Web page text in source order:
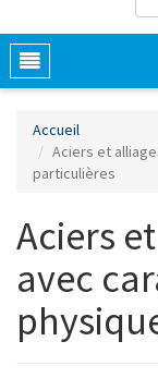
Toggle
navigation
Accueil
Aciers et
particulières
Aciers
avec